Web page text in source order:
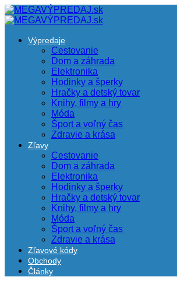
Výpredaje
Cestovanie
Dom a záhrada
Elektronika
Hodinky a šperky
Hračky a detský tovar
Knihy, filmy a hry
Móda
Šport a voľný čas
Zdravie a krása
Zľavy
Cestovanie
Dom a záhrada
Elektronika
Hodinky a šperky
Hračky a detský tovar
Knihy, filmy a hry
Móda
Šport a voľný čas
Zdravie a krása
Zľavové kódy
Obchody
Články